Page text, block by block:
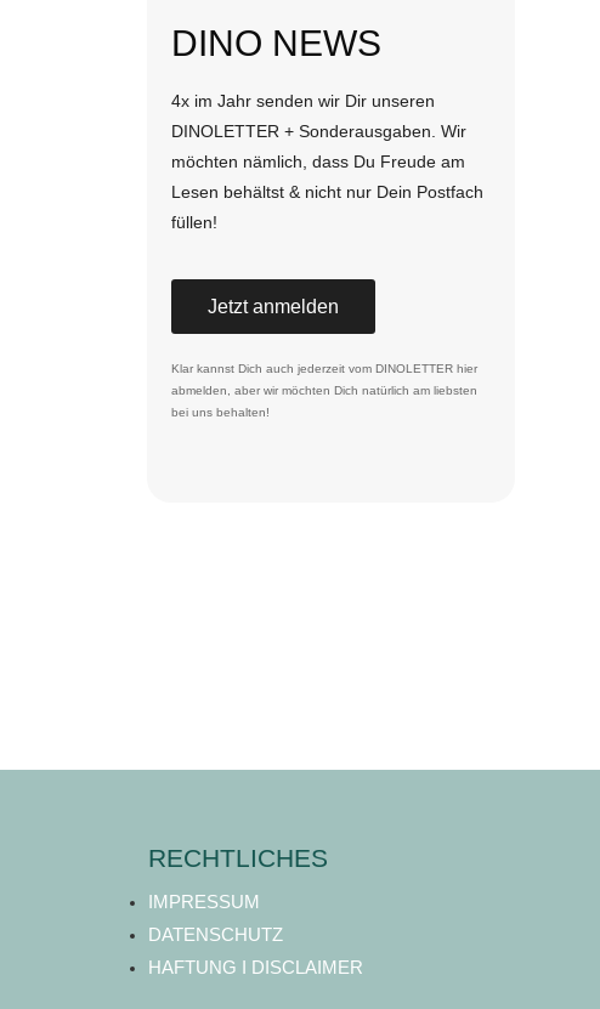
DINO NEWS
4x im Jahr senden wir Dir unseren
DINOLETTER + Sonderausgaben. Wir
möchten nämlich, dass Du Freude am
Lesen behältst & nicht nur Dein Postfach
füllen!
Jetzt anmelden
Klar kannst Dich auch jederzeit vom DINOLETTER hier
abmelden, aber wir möchten Dich natürlich am liebsten
bei uns behalten!
RECHTLICHES
IMPRESSUM
DATENSCHUTZ
HAFTUNG I DISCLAIMER